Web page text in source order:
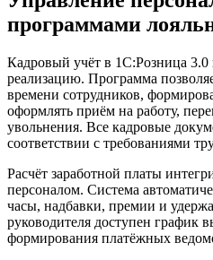
программами
Кадровый учёт в 1С:Розница
реализацию. Программа
времени сотрудников,
оформлять приём на работу,
увольнения. Все кадровые
соответствии с требованиями
Расчёт заработной платы
персоналом. Система
часы, надбавки, премии и
руководителя доступен график
формирования платёжных